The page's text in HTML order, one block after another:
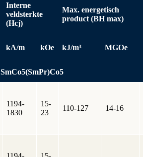
Interne
veldsterkte
(Hcj)
Max. energetisch
product (BH max)
kA/m kOe kJ/m³ MGOe
SmCo5(SmPr)Co5
1194-
1830
15-
23
110-127 14-16